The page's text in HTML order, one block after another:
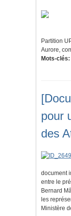
Partition
Aurore,
Mots-clés:
pour
des
document
entre le
Bernard
les
Ministère